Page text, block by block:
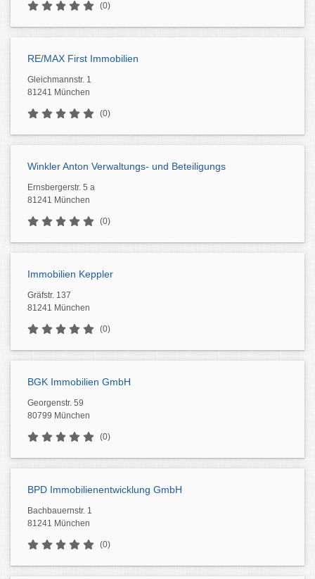
(0)
RE/MAX First Immobilien
Gleichmannstr. 1
81241 München
(0)
Winkler Anton Verwaltungs- und Beteiligungs
Ernsbergerstr. 5 a
81241 München
(0)
Immobilien Keppler
Gräfstr. 137
81241 München
(0)
BGK Immobilien GmbH
Georgenstr. 59
80799 München
(0)
BPD Immobilienentwicklung GmbH
Bachbauernstr. 1
81241 München
(0)